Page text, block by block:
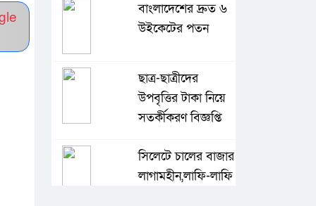
বাংলাদেশের দ্রুত ৬
উইকেটের পতন
ছাত্র-ছাত্রীদের
উপবৃত্তির টাকা নিয়ে
সতর্কীকরণ বিজ্ঞপ্তি
সিলেটে চালের বাজার
লাগামহীন,লাফি-লাফি